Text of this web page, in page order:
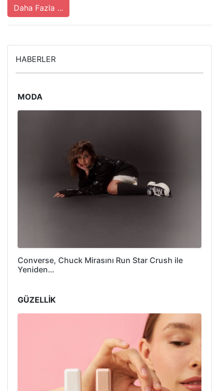
Daha Fazla ...
HABERLER
MODA
Converse, Chuck Mirasını Run Star Crush ile
Yeniden…
GÜZELLİK